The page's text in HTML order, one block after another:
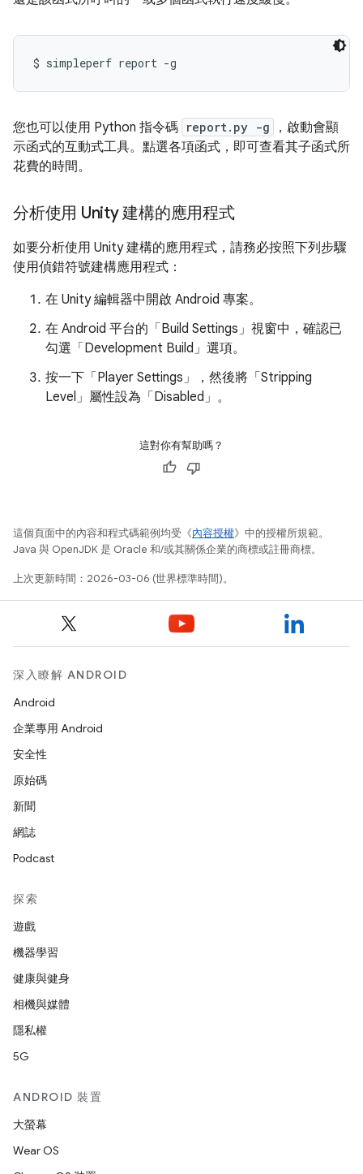
您也可以使用 Python 指令碼 report.py -g
，啟動會顯
示函式的互動式工具。點選各項函式，即可查看其子函式所
花費的時間。
分析使用 Unity 建構的應用程式
如要分析使用 Unity 建構的應用程式，請務必按照下列步驟
使用偵錯符號建構應用程式：
在 Unity 編輯器中開啟 Android 專案。
在 Android 平台的「Build Settings」視窗中，確認已
勾選「Development Build」選項。
按一下「Player Settings」
，然後將「Stripping
Level」 屬性設為「Disabled」 。
這對你有幫助嗎？
這個頁面中的內容和程式碼範例均受《內容授權》中的授權所規範。
Java 與 OpenJDK 是 Oracle 和/或其關係企業的商標或註冊商標。
上次更新時間：2026-03-06 (世界標準時間)。
深入瞭解 ANDROID
Android
企業專用 Android
安全性
原始碼
新聞
網誌
Podcast
探索
遊戲
機器學習
健康與健身
相機與媒體
隱私權
5G
ANDROID 裝置
大螢幕
Wear OS